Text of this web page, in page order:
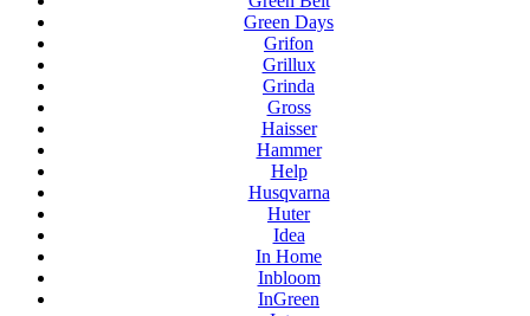
Green Days
Grifon
Grillux
Grinda
Gross
Haisser
Hammer
Help
Husqvarna
Huter
Idea
In Home
Inbloom
InGreen